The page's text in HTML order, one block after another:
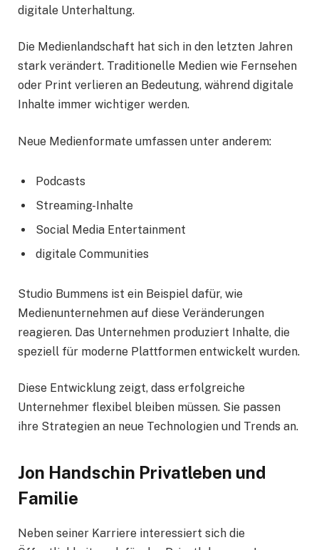
digitale Unterhaltung.
Die Medienlandschaft hat sich in den letzten Jahren
stark verändert. Traditionelle Medien wie Fernsehen
oder Print verlieren an Bedeutung, während digitale
Inhalte immer wichtiger werden.
Neue Medienformate umfassen unter anderem:
Podcasts
Streaming-Inhalte
Social Media Entertainment
digitale Communities
Studio Bummens ist ein Beispiel dafür, wie
Medienunternehmen auf diese Veränderungen
reagieren. Das Unternehmen produziert Inhalte, die
speziell für moderne Plattformen entwickelt wurden.
Diese Entwicklung zeigt, dass erfolgreiche
Unternehmer flexibel bleiben müssen. Sie passen
ihre Strategien an neue Technologien und Trends an.
Jon Handschin Privatleben und
Familie
Neben seiner Karriere interessiert sich die